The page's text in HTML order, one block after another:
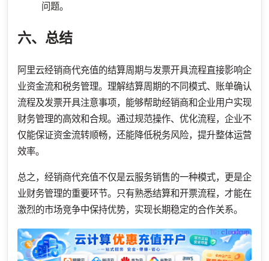
问题。
六、总结
阿里云经销商代充值的结算周期与发票开具流程直接影响企
业资金流和税务管理。理解结算周期的不同模式、账单确认
流程及发票开具注意事项，能够帮助经销商和企业用户实现
财务管理的高效和合规。通过规范操作、优化流程，企业不
仅能保证资金流转顺畅，还能降低税务风险，提升整体运营
效率。
总之，经销商代充值不仅是云服务销售的一种模式，更是企
业财务管理的重要环节。只有熟悉结算和开票流程，才能在
激烈的市场竞争中保持优势，实现长期稳定的合作关系。